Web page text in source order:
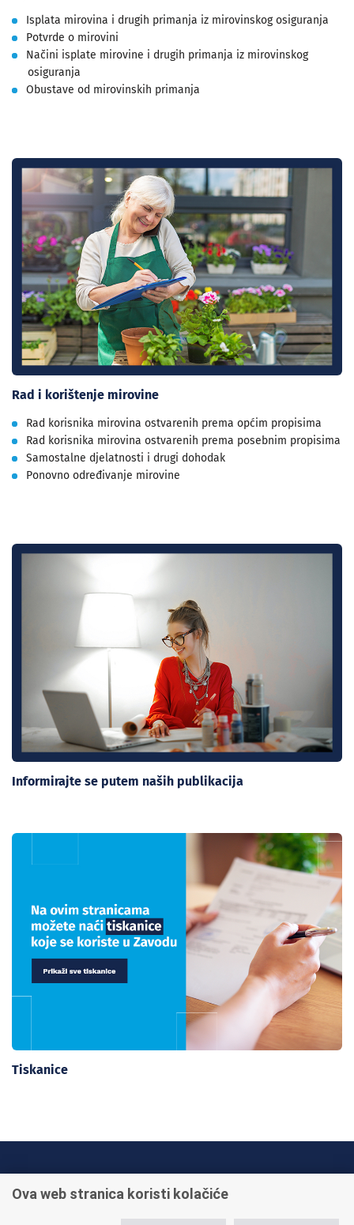
Isplata mirovina i drugih primanja iz mirovinskog osiguranja
Potvrde o mirovini
Načini isplate mirovine i drugih primanja iz mirovinskog
osiguranja
Obustave od mirovinskih primanja
Rad i korištenje mirovine
Rad korisnika mirovina ostvarenih prema općim propisima
Rad korisnika mirovina ostvarenih prema posebnim propisima
Samostalne djelatnosti i drugi dohodak
Ponovno određivanje mirovine
Informirajte se putem naših publikacija
Tiskanice
+385 1 45 95 011
Ova web stranica koristi kolačiće